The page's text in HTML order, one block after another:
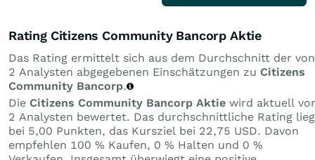
Rating Citizens Community Bancorp Aktie
Das Rating ermittelt sich aus dem Durchschnitt der von
2 Analysten abgegebenen Einschätzungen zu Citizens
Community Bancorp.
Die Citizens Community Bancorp Aktie wird aktuell
2 Analysten bewertet. Das durchschnittliche Rating
bei 5,00 Punkten, das Kursziel bei 22,75 USD. Davon
empfehlen 100 % Kaufen, 0 % Halten und 0 %